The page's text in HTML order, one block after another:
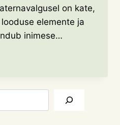
on kate,
elemente ja
inimese…